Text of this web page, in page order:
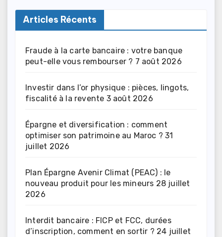
Articles Récents
Fraude à la carte bancaire : votre banque
peut-elle vous rembourser ? 7 août 2026
Investir dans l’or physique : pièces, lingots,
fiscalité à la revente 3 août 2026
Épargne et diversification : comment
optimiser son patrimoine au Maroc ? 31
juillet 2026
Plan Épargne Avenir Climat (PEAC) : le
nouveau produit pour les mineurs 28 juillet
2026
Interdit bancaire : FICP et FCC, durées
d’inscription, comment en sortir ? 24 juillet